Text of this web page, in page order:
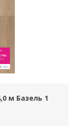
м Базель 1